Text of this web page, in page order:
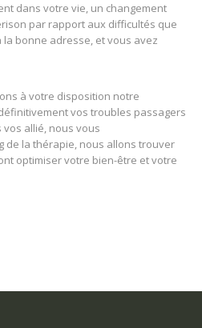
dans votre vie, un changement
par rapport aux difficultés que
bonne adresse, et vous avez
à votre disposition notre
vos troubles passagers
allié, nous vous
de la thérapie, nous allons trouver
optimiser votre bien-être et votre